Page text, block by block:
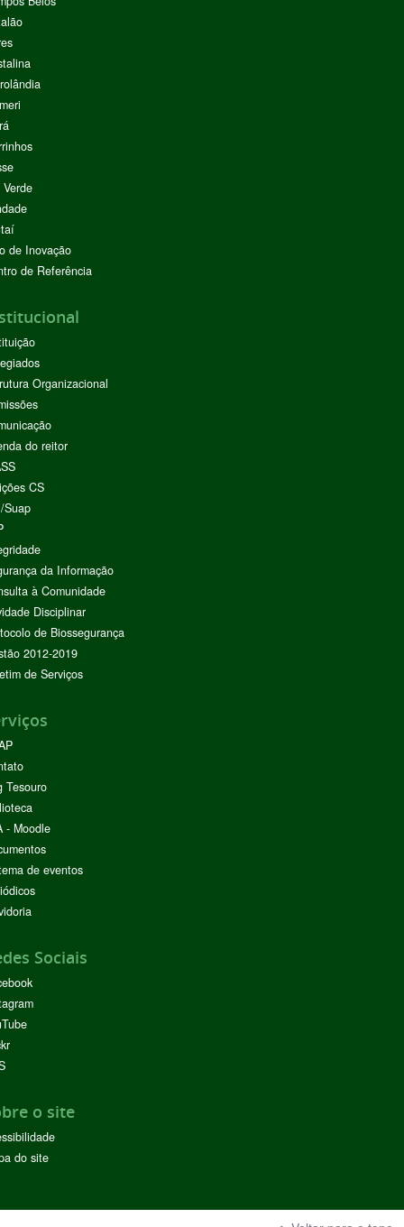
de Inovação
de Referência
Organizacional
do reitor
CS
Suap
da Informação
à Comunidade
Disciplinar
de Biossegurança
2012-2019
de Serviços
Tesouro
- Moodle
de eventos
Sociais
o site
do site